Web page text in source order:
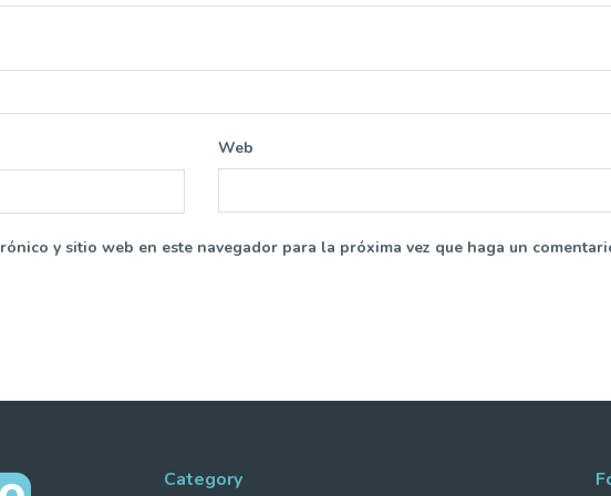
Web
y sitio web en este navegador para la próxima vez que haga un
Category